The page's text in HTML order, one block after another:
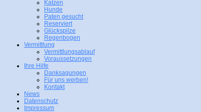
Katzen
Hunde
Paten gesucht
Reserviert
Glückspilze
Regenbogen
Vermittlung
Vermittlungsablauf
Voraussetzungen
Ihre Hilfe
Danksagungen
Für uns werben!
Kontakt
News
Datenschutz
Impressum